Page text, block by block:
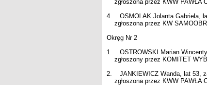
zgłoszona przez KWW PAWŁA
4. OSMOLAK Jolanta Gabriela,
zgłoszona przez KW
Okręg Nr 2
1. OSTROWSKI Marian
zgłoszony przez KOMITET
2. JANKIEWICZ Wanda, lat 53,
zgłoszona przez KWW PAWŁA